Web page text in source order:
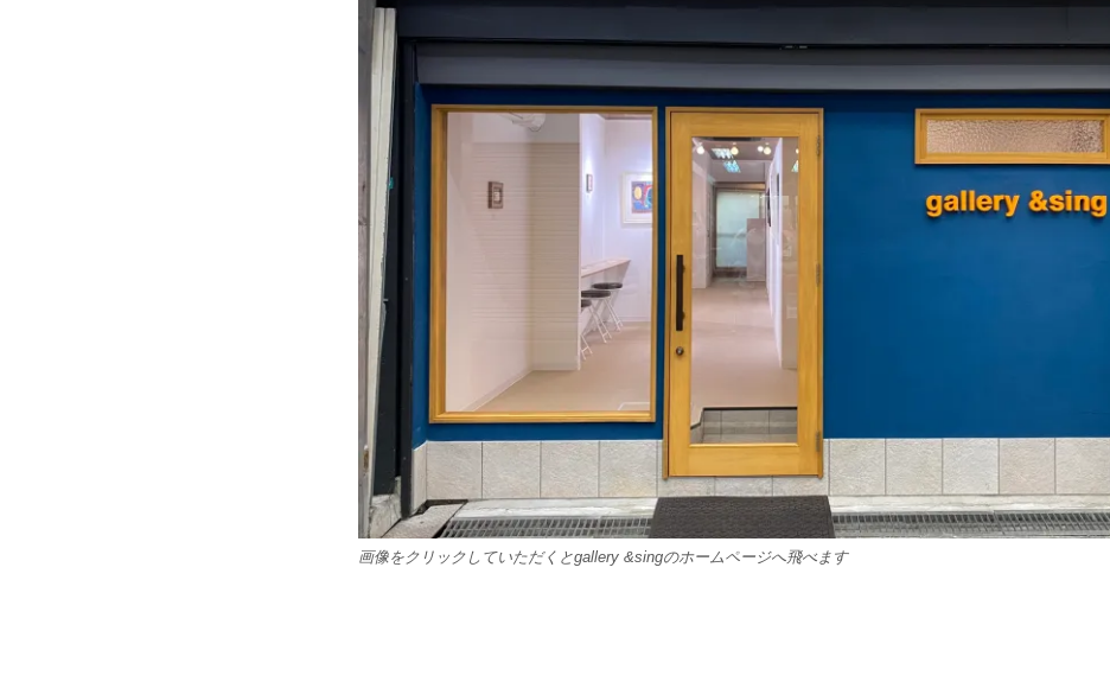
画像をクリックしていただくとgallery &singのホームページへ飛べます